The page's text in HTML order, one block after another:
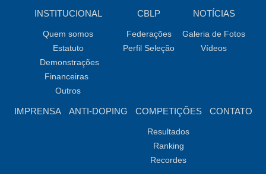
INSTITUCIONAL
Quem somos
Estatuto
Demonstrações
Financeiras
Outros
CBLP
Federações
Perfil Seleção
NOTÍCIAS
Galeria de Fotos
Vídeos
IMPRENSA ANTI-DOPING COMPETIÇÕES
Resultados
Ranking
Recordes
CONTATO